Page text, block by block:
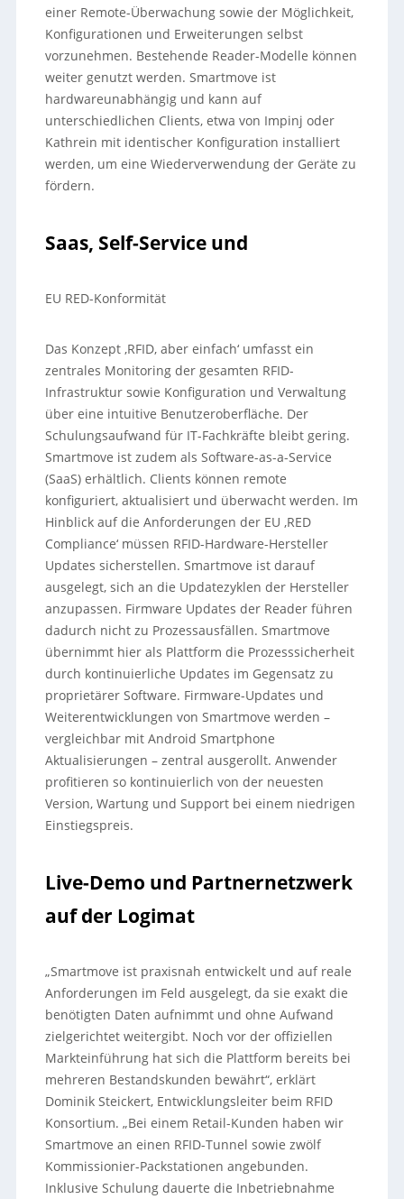
einer Remote-Überwachung sowie der Möglichkeit,
Konfigurationen und Erweiterungen selbst
vorzunehmen. Bestehende Reader-Modelle können
weiter genutzt werden. Smartmove ist
hardwareunabhängig und kann auf
unterschiedlichen Clients, etwa von Impinj oder
Kathrein mit identischer Konfiguration installiert
werden, um eine Wiederverwendung der Geräte zu
fördern.
Saas, Self-Service und
EU RED-Konformität
Das Konzept ‚RFID, aber einfach‘ umfasst ein
zentrales Monitoring der gesamten RFID-
Infrastruktur sowie Konfiguration und Verwaltung
über eine intuitive Benutzeroberfläche. Der
Schulungsaufwand für IT-Fachkräfte bleibt gering.
Smartmove ist zudem als Software-as-a-Service
(SaaS) erhältlich. Clients können remote
konfiguriert, aktualisiert und überwacht werden. Im
Hinblick auf die Anforderungen der EU ‚RED
Compliance‘ müssen RFID-Hardware-Hersteller
Updates sicherstellen. Smartmove ist darauf
ausgelegt, sich an die Updatezyklen der Hersteller
anzupassen. Firmware Updates der Reader führen
dadurch nicht zu Prozessausfällen. Smartmove
übernimmt hier als Plattform die Prozesssicherheit
durch kontinuierliche Updates im Gegensatz zu
proprietärer Software. Firmware-Updates und
Weiterentwicklungen von Smartmove werden –
vergleichbar mit Android Smartphone
Aktualisierungen – zentral ausgerollt. Anwender
profitieren so kontinuierlich von der neuesten
Version, Wartung und Support bei einem niedrigen
Einstiegspreis.
Live-Demo und Partnernetzwerk
auf der Logimat
„Smartmove ist praxisnah entwickelt und auf reale
Anforderungen im Feld ausgelegt, da sie exakt die
benötigten Daten aufnimmt und ohne Aufwand
zielgerichtet weitergibt. Noch vor der offiziellen
Markteinführung hat sich die Plattform bereits bei
mehreren Bestandskunden bewährt“, erklärt
Dominik Steickert, Entwicklungsleiter beim RFID
Konsortium. „Bei einem Retail-Kunden haben wir
Smartmove an einen RFID-Tunnel sowie zwölf
Kommissionier-Packstationen angebunden.
Inklusive Schulung dauerte die Inbetriebnahme